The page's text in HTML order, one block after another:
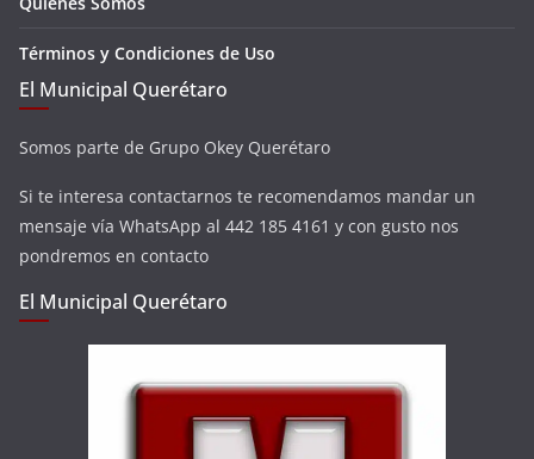
Términos y Condiciones de Uso
El Municipal Querétaro
Somos parte de Grupo Okey Querétaro
Si te interesa contactarnos te recomendamos mandar un
mensaje vía WhatsApp al 442 185 4161 y con gusto nos
pondremos en contacto
El Municipal Querétaro